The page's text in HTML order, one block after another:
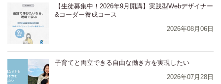
【生徒募集中！2026年9月開講】実践型Webデザイナー
&コーダー養成コース
2026年08月06日
⁨⁩⁨⁩⁨⁩⁨子育てと両立できる自由な働き方を実現したい
2026年07月28日